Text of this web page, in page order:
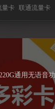
量卡 联通流量卡
通用无语音